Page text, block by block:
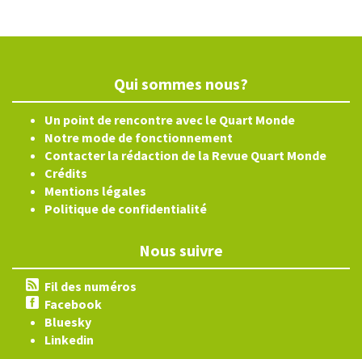
Qui sommes nous?
Un point de rencontre avec le Quart Monde
Notre mode de fonctionnement
Contacter la rédaction de la Revue Quart Monde
Crédits
Mentions légales
Politique de confidentialité
Nous suivre
Fil des numéros
Facebook
Bluesky
Linkedin